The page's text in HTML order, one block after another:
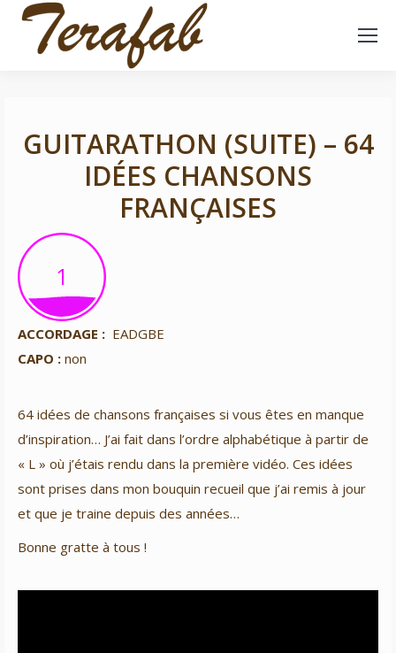
GUITARATHON (SUITE) – 64
IDÉES CHANSONS
FRANÇAISES
1
1
ACCORDAGE : EADGBE
CAPO : non
64 idées de chansons françaises si vous êtes en manque
d’inspiration… J’ai fait dans l’ordre alphabétique à partir de
« L » où j’étais rendu dans la première vidéo. Ces idées
sont prises dans mon bouquin recueil que j’ai remis à jour
et que je traine depuis des années…
Bonne gratte à tous !